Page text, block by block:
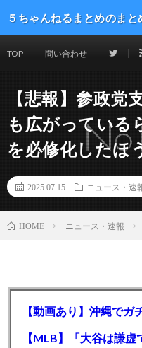
５ちゃんねるまとめのまと
TOP 問い合わせ
【悲報】参政党
も広がっている
を必修化したほ
2025.07.15 ニュース・速
HOME ニュース・速報
【動画あり】沖縄で